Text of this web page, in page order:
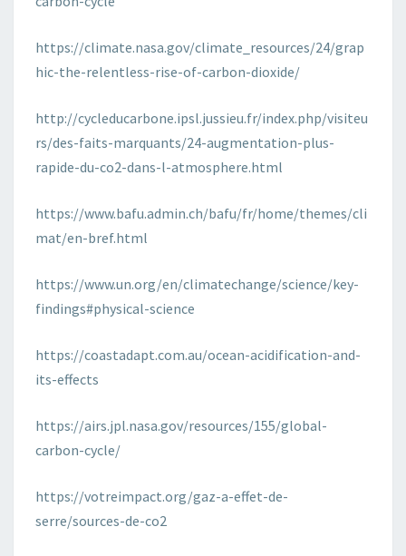
https://climate.nasa.gov/climate_resources/24/grap
hic-the-relentless-rise-of-carbon-dioxide/
http://cycleducarbone.ipsl.jussieu.fr/index.php/visiteu
rs/des-faits-marquants/24-augmentation-plus-
rapide-du-co2-dans-l-atmosphere.html
https://www.bafu.admin.ch/bafu/fr/home/themes/cli
mat/en-bref.html
https://www.un.org/en/climatechange/science/key-
findings#physical-science
https://coastadapt.com.au/ocean-acidification-and-
its-effects
https://airs.jpl.nasa.gov/resources/155/global-
carbon-cycle/
https://votreimpact.org/gaz-a-effet-de-
serre/sources-de-co2